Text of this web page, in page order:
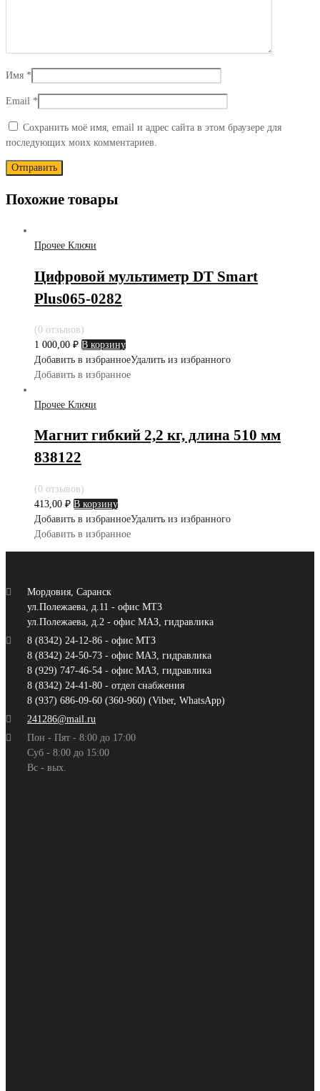
Имя *
Email *
Сохранить моё имя, email и адрес сайта в этом браузере для
последующих моих комментариев.
Похожие товары
Прочее Ключи
Цифровой мультиметр DT Smart
Plus065-0282
(0 отзывов)
1 000,00 ₽ В корзину
Добавить в избранноеУдалить из избранного
Добавить в избранное
Прочее Ключи
Магнит гибкий 2,2 кг, длина 510 мм
838122
(0 отзывов)
413,00 ₽ В корзину
Добавить в избранноеУдалить из избранного
Добавить в избранное
Мордовия, Саранск
ул.Полежаева, д.11 - офис МТЗ
ул.Полежаева, д.2 - офис МАЗ, гидравлика
8 (8342) 24-12-86 - офис МТЗ
8 (8342) 24-50-73 - офис МАЗ, гидравлика
8 (929) 747-46-54 - офис МАЗ, гидравлика
8 (8342) 24-41-80 - отдел снабжения
8 (937) 686-09-60 (360-960) (Viber, WhatsApp)
241286@mail.ru
Пон - Пят - 8:00 до 17:00
Суб - 8:00 до 15:00
Вс - вых.